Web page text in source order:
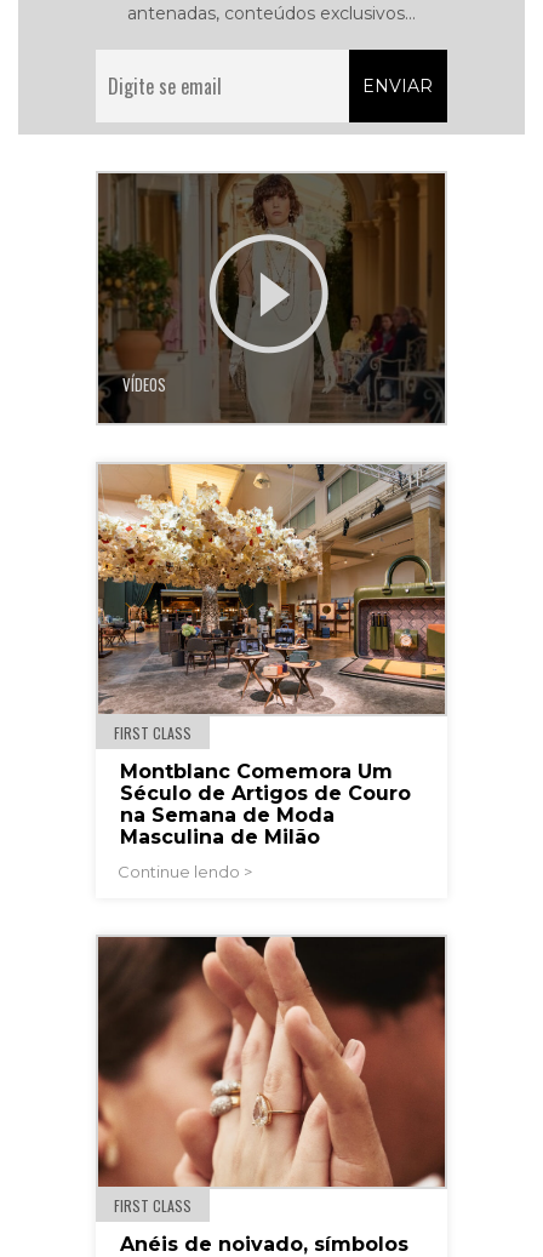
antenadas, conteúdos exclusivos...
VÍDEOS
FIRST CLASS
Montblanc Comemora Um
Século de Artigos de Couro
na Semana de Moda
Masculina de Milão
Continue lendo >
FIRST CLASS
Anéis de noivado, símbolos